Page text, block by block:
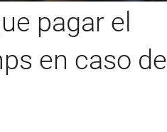
pagar el
en caso de